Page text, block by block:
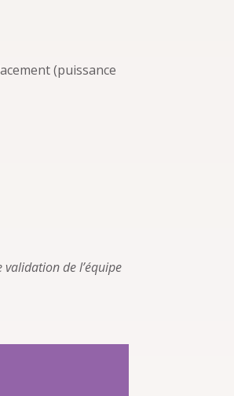
(puissance
validation de l’équipe